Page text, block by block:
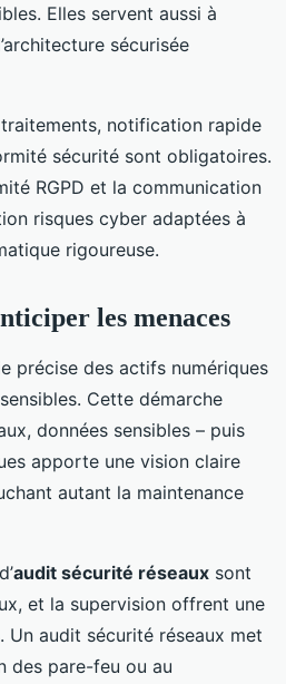
Elles servent aussi à
sécurisée
notification rapide
sécurité sont obligatoires.
RGPD et la communication
risques cyber adaptées à
rigoureuse.
les menaces
précise des actifs numériques
Cette démarche
données sensibles – puis
apporte une vision claire
autant la maintenance
audit sécurité réseaux sont
et la supervision offrent une
audit sécurité réseaux met
des pare-feu ou au